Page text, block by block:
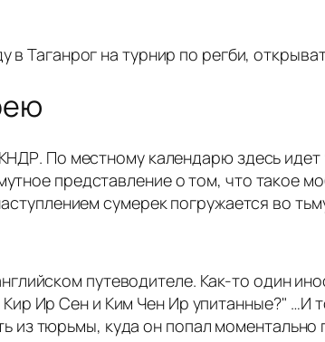
Таганрог на турнир по регби,
По местному календарю здесь
представление о том, что такое
сумерек погружается во
путеводителе. Как-то один
Ир Сен и Ким Чен Ир упитанные?"
из тюрьмы, куда он попал